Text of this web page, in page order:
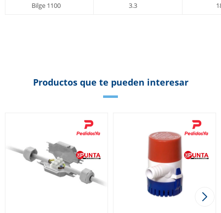
Bilge 1100 3.3
Productos que te pueden interesar